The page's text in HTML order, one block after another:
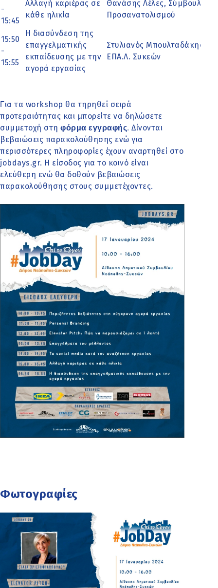
-
15:45
Αλλαγή καριέρας σε
κάθε ηλικία
Θανάσης Λέλες, Σύμβουλος
Προσανατολισμού
15:50
-
15:55
Η διασύνδεση της
επαγγελματικής
εκπαίδευσης με την
αγορά εργασίας
Στυλιανός Μπουλταδάκης,
ΕΠΑ.Λ. Συκεών
Για τα workshop θα τηρηθεί σειρά
προτεραιότητας και μπορείτε να δηλώσετε
συμμετοχή στη φόρμα εγγραφής. Δίνονται
βεβαιώσεις παρακολούθησης ενώ για
περισσότερες πληροφορίες έχουν αναρτηθεί στο
jobdays.gr. Η είσοδος για το κοινό είναι
ελεύθερη ενώ θα δοθούν βεβαιώσεις
παρακολούθησης στους συμμετέχοντες.
Φωτογραφίες